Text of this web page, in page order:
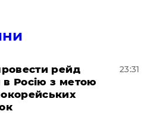
рейд
Росію з метою
23:31